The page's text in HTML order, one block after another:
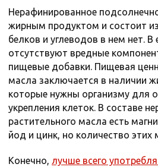
Нерафинированное
жирным продуктом и состоит
белков и углеводов в нем нет. В
отсутствуют вредные
пищевые добавки. Пищевая
масла заключается в наличии
которые нужны организму для
укрепления клеток. В составе
растительного масла есть
йод и цинк, но количество этих
Конечно, лучше всего